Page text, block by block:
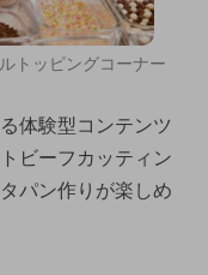
トッピングコーナー
体験型コンテンツ
ビーフカッティン
パン作りが楽しめ